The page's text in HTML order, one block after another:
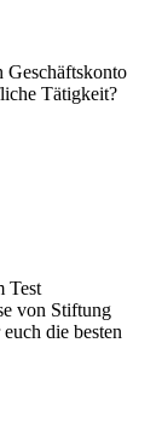
Geschäftskonto
Tätigkeit?
Test
von Stiftung
die besten